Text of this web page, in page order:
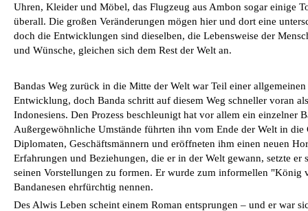
Uhren, Kleider und Möbel, das Flugzeug aus Ambon sogar einige
überall. Die großen Veränderungen mögen hier und dort eine
doch die Entwicklungen sind dieselben, die Lebensweise der
und Wünsche, gleichen sich dem Rest der Welt an.
Bandas Weg zurück in die Mitte der Welt war Teil einer
Entwicklung, doch Banda schritt auf diesem Weg schneller voran
Indonesiens. Den Prozess beschleunigt hat vor allem ein einzelner
Außergewöhnliche Umstände führten ihn vom Ende der Welt in die
Diplomaten, Geschäftsmännern und eröffneten ihm einen neuen
Erfahrungen und Beziehungen, die er in der Welt gewann, setzte er
seinen Vorstellungen zu formen. Er wurde zum informellen "König
Bandanesen ehrfürchtig nennen.
Des Alwis Leben scheint einem Roman entsprungen – und er war